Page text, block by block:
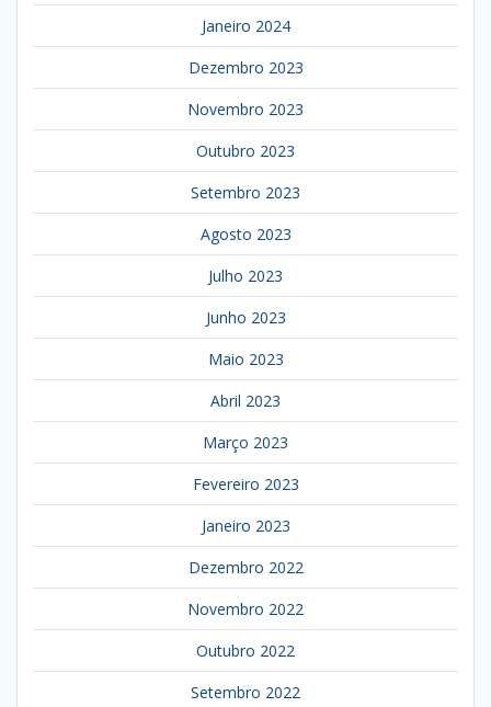
Janeiro 2024
Dezembro 2023
Novembro 2023
Outubro 2023
Setembro 2023
Agosto 2023
Julho 2023
Junho 2023
Maio 2023
Abril 2023
Março 2023
Fevereiro 2023
Janeiro 2023
Dezembro 2022
Novembro 2022
Outubro 2022
Setembro 2022